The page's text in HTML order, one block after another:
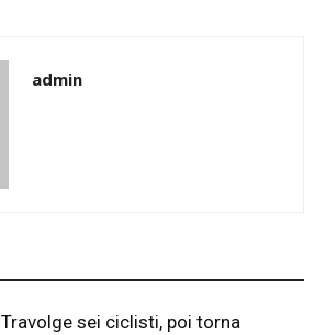
admin
Travolge sei ciclisti, poi torna